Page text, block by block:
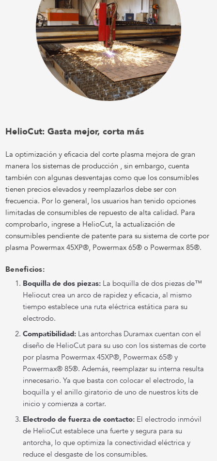
HelioCut: Gasta mejor, corta más
La optimización y eficacia del corte plasma mejora de gran
manera los sistemas de producción , sin embargo, cuenta
también con algunas desventajas como que los consumibles
tienen precios elevados y reemplazarlos debe ser con
frecuencia. Por lo general, los usuarios han tenido opciones
limitadas de consumibles de repuesto de alta calidad. Para
comprobarlo, ingrese a HelioCut, la actualización de
consumibles pendiente de patente para su sistema de corte por
plasma Powermax 45XP®, Powermax 65® o Powermax 85®.
Beneficios:
Boquilla de dos piezas: La boquilla de dos piezas de™
Heliocut crea un arco de rapidez y eficacia, al mismo
tiempo establece una ruta eléctrica estática para su
electrodo.
Compatibilidad: Las antorchas Duramax cuentan con el
diseño de HelioCut para su uso con los sistemas de corte
por plasma Powermax 45XP®, Powermax 65® y
Powermax® 85®. Además, reemplazar su interna resulta
innecesario. Ya que basta con colocar el electrodo, la
boquilla y el anillo giratorio de uno de nuestros kits de
inicio y comienza a cortar.
Electrodo de fuerza de contacto: El electrodo inmóvil
de HelioCut establece una fuerte y segura para su
antorcha, lo que optimiza la conectividad eléctrica y
reduce el desgaste de los consumibles.